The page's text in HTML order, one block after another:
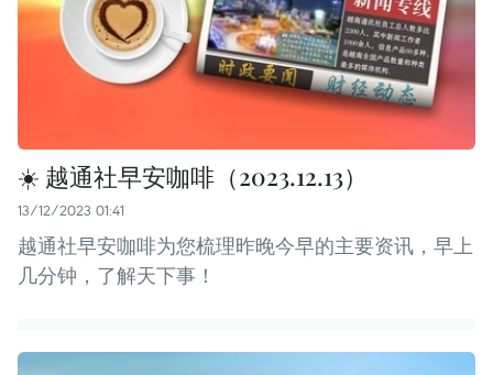
☀️ 越通社早安咖啡（2023.12.13）
13/12/2023 01:41
越通社早安咖啡为您梳理昨晚今早的主要资讯，早上
几分钟，了解天下事！